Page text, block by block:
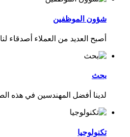
شؤون الموظفين
أصبح العديد من العملاء أصدقاء
بحث
لدينا أفضل المهندسين في هذه
تكنولوجيا